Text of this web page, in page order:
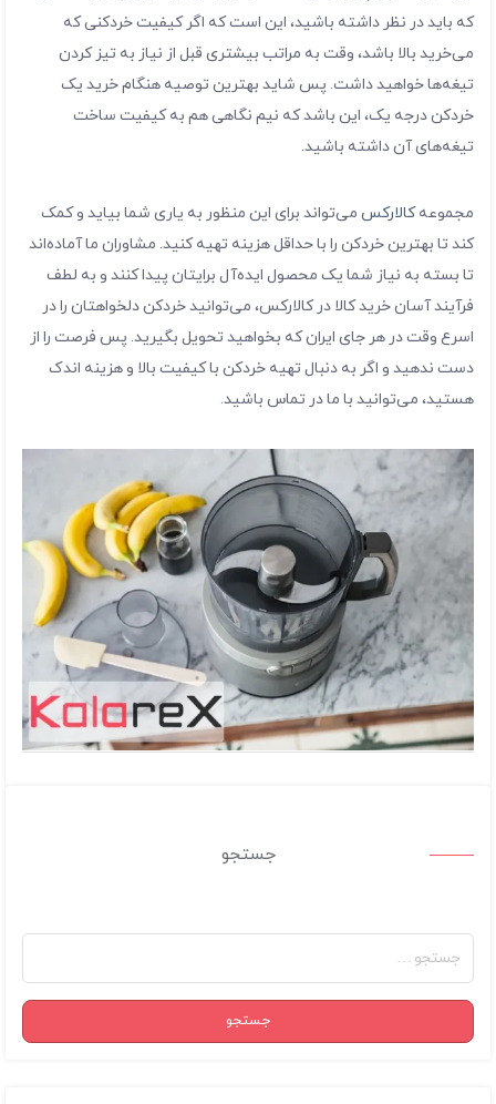
که باید در نظر داشته باشید، این است که اگر کیفیت خردکنی که
می‌خرید بالا باشد، وقت به مراتب بیشتری قبل از نیاز به تیز کردن
تیغه‌ها خواهید داشت. پس شاید بهترین توصیه هنگام خرید یک
خردکن درجه یک، این باشد که نیم نگاهی هم به کیفیت ساخت
تیغه‌های آن داشته باشید.
مجموعهکالارکس می‌تواند برای این منظور به یاری شما بیاید و کمک
کند تا بهترین خردکن را با حداقل هزینه تهیه کنید. مشاوران ما آماده‌اند
تا بسته به نیاز شما یک محصول ایده‌آل برایتان پیدا کنند و به لطف
فرآیند آسان خرید کالا در کالارکس، می‌توانید خردکن دلخواهتان را در
اسرع وقت در هر جای ایران که بخواهید تحویل بگیرید. پس فرصت را از
دست ندهید و اگر به دنبال تهیه خردکن با کیفیت بالا و هزینه اندک
هستید، می‌توانید با ما در تماس باشید.
جستجو
جستجو